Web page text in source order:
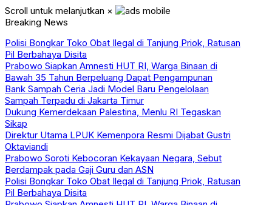
Scroll untuk melanjutkan ×
Breaking News
Polisi Bongkar Toko Obat Ilegal di Tanjung Priok, Ratusan
Pil Berbahaya Disita
Prabowo Siapkan Amnesti HUT RI, Warga Binaan di
Bawah 35 Tahun Berpeluang Dapat Pengampunan
Bank Sampah Ceria Jadi Model Baru Pengelolaan
Sampah Terpadu di Jakarta Timur
Dukung Kemerdekaan Palestina, Menlu RI Tegaskan
Sikap
Direktur Utama LPUK Kemenpora Resmi Dijabat Gustri
Oktaviandi
Prabowo Soroti Kebocoran Kekayaan Negara, Sebut
Berdampak pada Gaji Guru dan ASN
Polisi Bongkar Toko Obat Ilegal di Tanjung Priok, Ratusan
Pil Berbahaya Disita